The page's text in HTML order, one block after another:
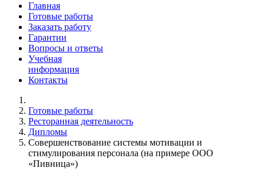
Главная
Готовые работы
Заказать работу
Гарантии
Вопросы и ответы
Учебная
информация
Контакты
Готовые работы
Ресторанная деятельность
Дипломы
Совершенствование системы мотивации и
стимулирования персонала (на примере ООО
«Пивница»)